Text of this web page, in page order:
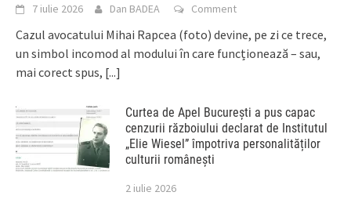
7 iulie 2026 Dan BADEA Comment
Cazul avocatului Mihai Rapcea (foto) devine, pe zi ce trece,
un simbol incomod al modului în care funcționează – sau,
mai corect spus, [...]
Curtea de Apel București a pus capac
cenzurii războiului declarat de Institutul
„Elie Wiesel” împotriva personalităților
culturii românești
2 iulie 2026